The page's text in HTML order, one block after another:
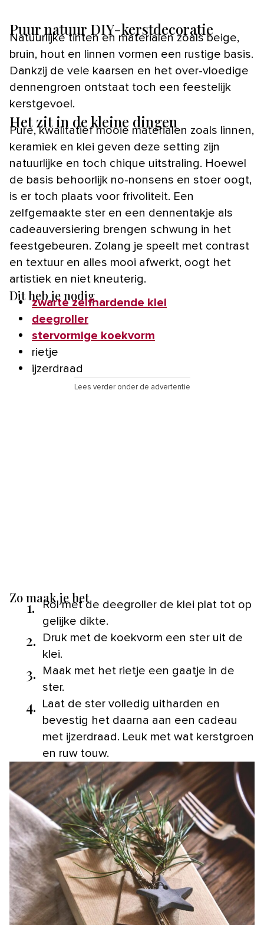
Puur natuur DIY-kerstdecoratie
Natuurlijke tinten en materialen zoals beige,
bruin, hout en linnen vormen een rustige basis.
Dankzij de vele kaarsen en het over-vloedige
dennengroen ontstaat toch een feestelijk
kerstgevoel.
Het zit in de kleine dingen
Pure, kwalitatief mooie materialen zoals linnen,
keramiek en klei geven deze setting zijn
natuurlijke en toch chique uitstraling. Hoewel
de basis behoorlijk no-nonsens en stoer oogt,
is er toch plaats voor frivoliteit. Een
zelfgemaakte ster en een dennentakje als
cadeauversiering brengen schwung in het
feestgebeuren. Zolang je speelt met contrast
en textuur en alles mooi afwerkt, oogt het
artistiek en niet kneuterig.
Dit heb je nodig
zwarte zelfhardende klei
deegroller
stervormige koekvorm
rietje
ijzerdraad
Lees verder onder de advertentie
Zo maak je het
1.
Rol met de deegroller de klei plat tot op
gelijke dikte.
2.
Druk met de koekvorm een ster uit de
klei.
3.
Maak met het rietje een gaatje in de
ster.
4.
Laat de ster volledig uitharden en
bevestig het daarna aan een cadeau
met ijzerdraad. Leuk met wat kerstgroen
en ruw touw.